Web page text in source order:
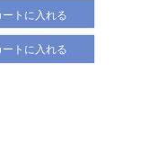
ートに入れる
ートに入れる